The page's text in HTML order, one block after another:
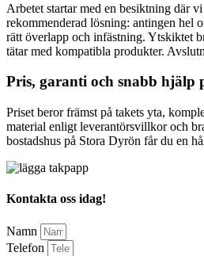
Arbetet startar med en besiktning där
rekommenderad lösning: antingen hel
rätt överlapp och infästning. Ytskiktet
tätar med kompatibla produkter.
Pris, garanti och snabb hjälp
Priset beror främst på takets yta,
material enligt leverantörsvillkor och
bostadshus på Stora Dyrön får du en
Kontakta oss idag!
Namn
Telefon